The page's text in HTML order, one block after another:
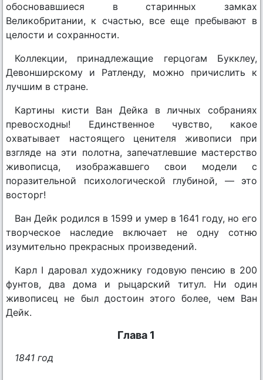
обосновавшиеся в старинных замках
Великобритании, к счастью, все еще пребывают в
целости и сохранности.
Коллекции, принадлежащие герцогам Букклеу,
Девонширскому и Ратленду, можно причислить к
лучшим в стране.
Картины кисти Ван Дейка в личных собраниях
превосходны! Единственное чувство, какое
охватывает настоящего ценителя живописи при
взгляде на эти полотна, запечатлевшие мастерство
живописца, изображавшего свои модели с
поразительной психологической глубиной, — это
восторг!
Ван Дейк родился в 1599 и умер в 1641 году, но его
творческое наследие включает не одну сотню
изумительно прекрасных произведений.
Карл I даровал художнику годовую пенсию в 200
фунтов, два дома и рыцарский титул. Ни один
живописец не был достоин этого более, чем Ван
Дейк.
Глава 1
1841 год